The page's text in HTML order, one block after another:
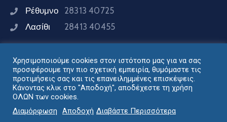
Ρέθυμνο 28313 40725
Λασίθι 28413 40455
Συνδεθείτε μαζί μας
Σχεδιασμός - Ανάπτυξη: Διεύθυνση Ηλεκτρονικής
Διακυβέρνησης Περιφέρειας Κρήτης © 2024
Χρησιμοποιούμε cookies στον ιστότοπο μας για να σας
προσφέρουμε την πιο σχετική εμπειρία, θυμόμαστε τις
προτιμήσεις σας και τις επανειλημμένες επισκέψεις.
Κάνοντας κλικ στο "Αποδοχή", αποδέχεστε τη χρήση
ΟΛΩΝ των cookies.
Διαμόρφωση
Αποδοχή Διαβάστε Περισσότερα